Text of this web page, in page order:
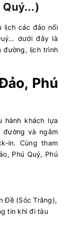
Quý...)
lịch các đảo nổi
dưới đây là
đường, lịch trình
Phú
hành khách lựa
và ngắm
in. Cùng tham
Phú Quý, Phú
Đề (Sóc Trăng),
tin khi đi tàu